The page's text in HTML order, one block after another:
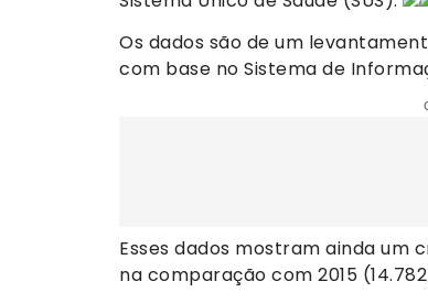
Os dados são de um
com base no Sistema de
Esses dados mostram ainda um
na comparação com 2015